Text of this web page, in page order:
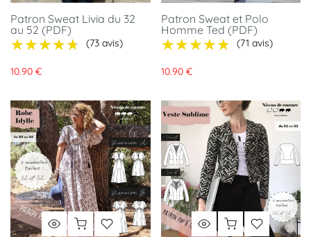
Patron Sweat Livia du 32
au 52 (PDF)
★★★★★
★★★★★ (73 avis)
10.90 €
Patron Sweat et Polo
Homme Ted (PDF)
★★★★★
★★★★★ (71 avis)
10.90 €